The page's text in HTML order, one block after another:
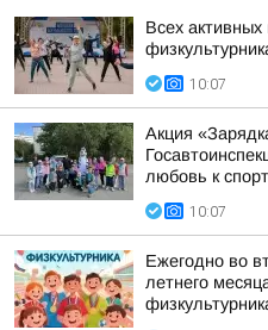
Всех
10:07
Акция
любовь к
10:07
Ежегодно во
летнего